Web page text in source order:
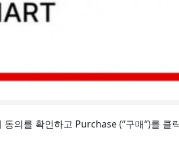
의를 확인하고 Purchase (“구매”)를 클